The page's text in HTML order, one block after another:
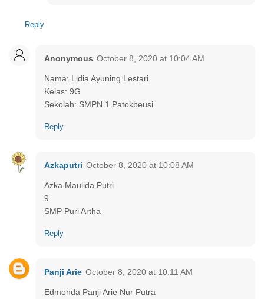
Reply
Anonymous October 8, 2020 at 10:04 AM
Nama: Lidia Ayuning Lestari
Kelas: 9G
Sekolah: SMPN 1 Patokbeusi
Reply
Azkaputri October 8, 2020 at 10:08 AM
Azka Maulida Putri
9
SMP Puri Artha
Reply
Panji Arie October 8, 2020 at 10:11 AM
Edmonda Panji Arie Nur Putra